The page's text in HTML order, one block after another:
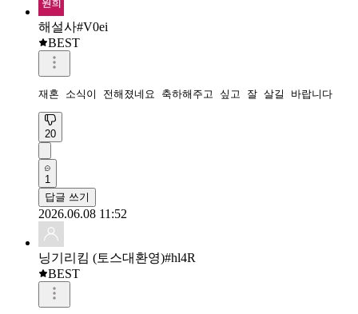
해설사#V0ei
BEST
재혼 소식이 전해졌네요 축하해주고 싶고 잘 살길 바랍니다
20
1
답글 쓰기
2026.06.08 11:52
닝기리킴 (토스대환영)#hl4R
BEST